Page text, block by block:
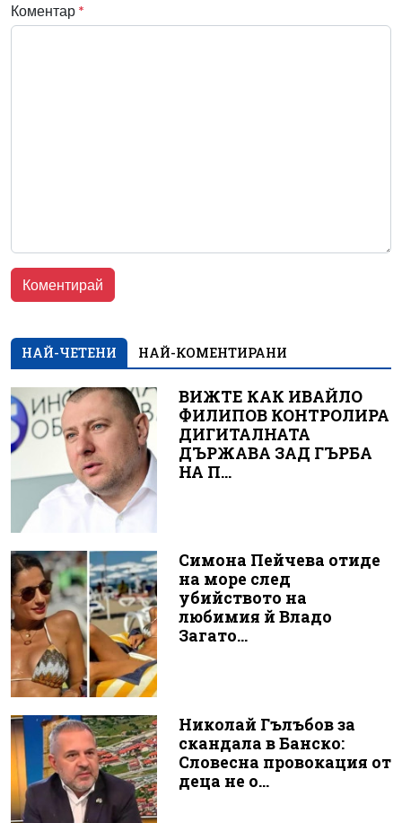
Коментар *
НАЙ-ЧЕТЕНИ НАЙ-КОМЕНТИРАНИ
ВИЖТЕ КАК ИВАЙЛО
ФИЛИПОВ КОНТРОЛИРА
ДИГИТАЛНАТА
ДЪРЖАВА ЗАД ГЪРБА
НА П...
Симона Пейчева отиде
на море след
убийството на
любимия й Владо
Загато...
Николай Гълъбов за
скандала в Банско:
Словесна провокация от
деца не о...